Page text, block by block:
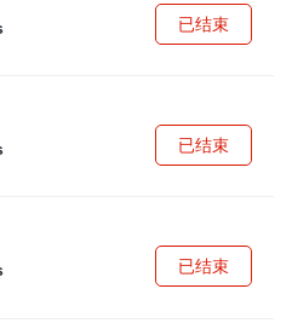
已结束
大学女篮
已结束
已结束